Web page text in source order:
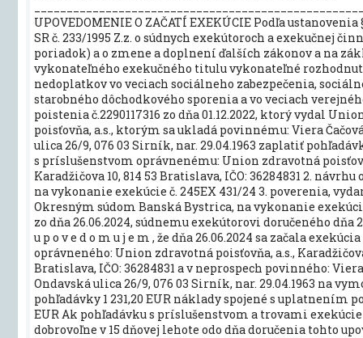
UPOVEDOMENIE O ZAČATÍ EXEKÚCIE Podľa ustanovenia
SR č. 233/1995 Z.z. o súdnych exekútoroch a exekučnej
poriadok) a o zmene a doplnení ďalších zákonov a na
vykonateľného exekučného titulu vykonateľné
nedoplatkov vo veciach sociálneho zabezpečenia,
starobného dôchodkového sporenia a vo veciach
poistenia č.2290117316 zo dňa 01.12.2022, ktorý vydal
poisťovňa, a.s., ktorým sa ukladá povinnému: Viera
ulica 26/9, 076 03 Sirník, nar. 29.04.1963 zaplatiť
s príslušenstvom oprávnenému: Union zdravotná
Karadžičova 10, 814 53 Bratislava, IČO: 36284831 2.
na vykonanie exekúcie č. 245EX 431/24 3. poverenia,
Okresným súdom Banská Bystrica, na vykonanie
zo dňa 26.06.2024, súdnemu exekútorovi doručeného dňa
u p o v e d o m u j e m , že dňa 26.06.2024 sa začala
oprávneného: Union zdravotná poisťovňa, a.s.,
Bratislava, IČO: 36284831 a v neprospech povinného:
Ondavská ulica 26/9, 076 03 Sirník, nar. 29.04.1963 na
pohľadávky 1 231,20 EUR náklady spojené s uplatnením
EUR Ak pohľadávku s príslušenstvom a trovami
dobrovoľne v 15 dňovej lehote odo dňa doručenia tohto